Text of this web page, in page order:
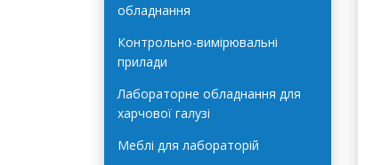
обладнання
Контрольно-вимірювальні
прилади
Лабораторне обладнання для
харчової галузі
Меблі для лабораторій